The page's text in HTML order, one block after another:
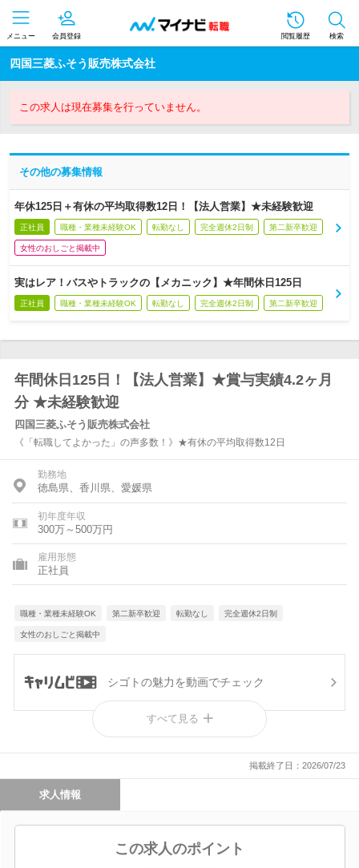
メニュー 会員登録 閲覧履歴 検索
四国三菱ふそう販売株式会社
この求人は現在募集を行っていません。
その他の募集情報
年休125日＋有休の平均取得数12日！【法人営業】★未経験歓迎
正社員 職種・業種未経験OK 転勤なし 完全週休2日制 第二新卒歓迎
女性のおしごと掲載中
実はレア！バスやトラックの【メカニック】★年間休日125日
正社員 職種・業種未経験OK 転勤なし 完全週休2日制 第二新卒歓迎
年間休日125日！【法人営業】★賞与実績4.2ヶ月
分 ★未経験歓迎
四国三菱ふそう販売株式会社
《「転職してよかった」の声多数！》★有休の平均取得数12日
勤務地
徳島県、香川県、愛媛県
初年度年収
300万～500万円
雇用形態
正社員
職種・業種未経験OK 第二新卒歓迎 転勤なし 完全週休2日制
女性のおしごと掲載中
シゴトの魅力を動画でチェック
出展決定！
すべて見る
掲載終了日：2026/07/23
求人情報
この求人のポイント